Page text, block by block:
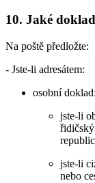
10. Jaké
Na poště předložte:
- Jste-li adresátem:
osobní doklad:
jste-li
jste-li
nebo